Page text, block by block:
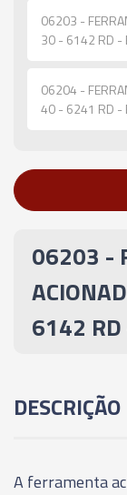
06203 -
30 - 6142 RD -
06204 -
40 - 6241 RD -
06203 -
6142
DESCRIÇÃO
A ferramenta